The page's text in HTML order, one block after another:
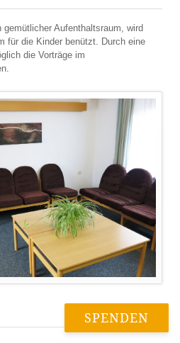
Aufenthaltsraum, wird
für die Kinder benützt. Durch eine
die Vorträge im
SPENDEN